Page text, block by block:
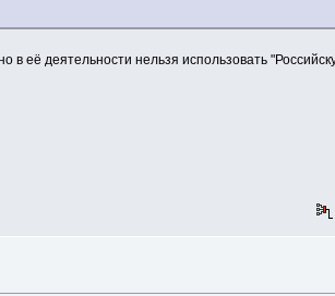
её деятельности нельзя использовать